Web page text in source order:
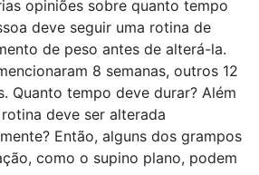
opiniões sobre quanto tempo
deve seguir uma rotina de
de peso antes de alterá-la.
8 semanas, outros 12
Quanto tempo deve durar? Além
deve ser alterada
Então, alguns dos grampos
como o supino plano, podem